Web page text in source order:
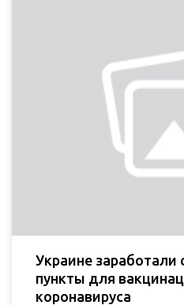
Украине заработали
пункты для
коронавируса